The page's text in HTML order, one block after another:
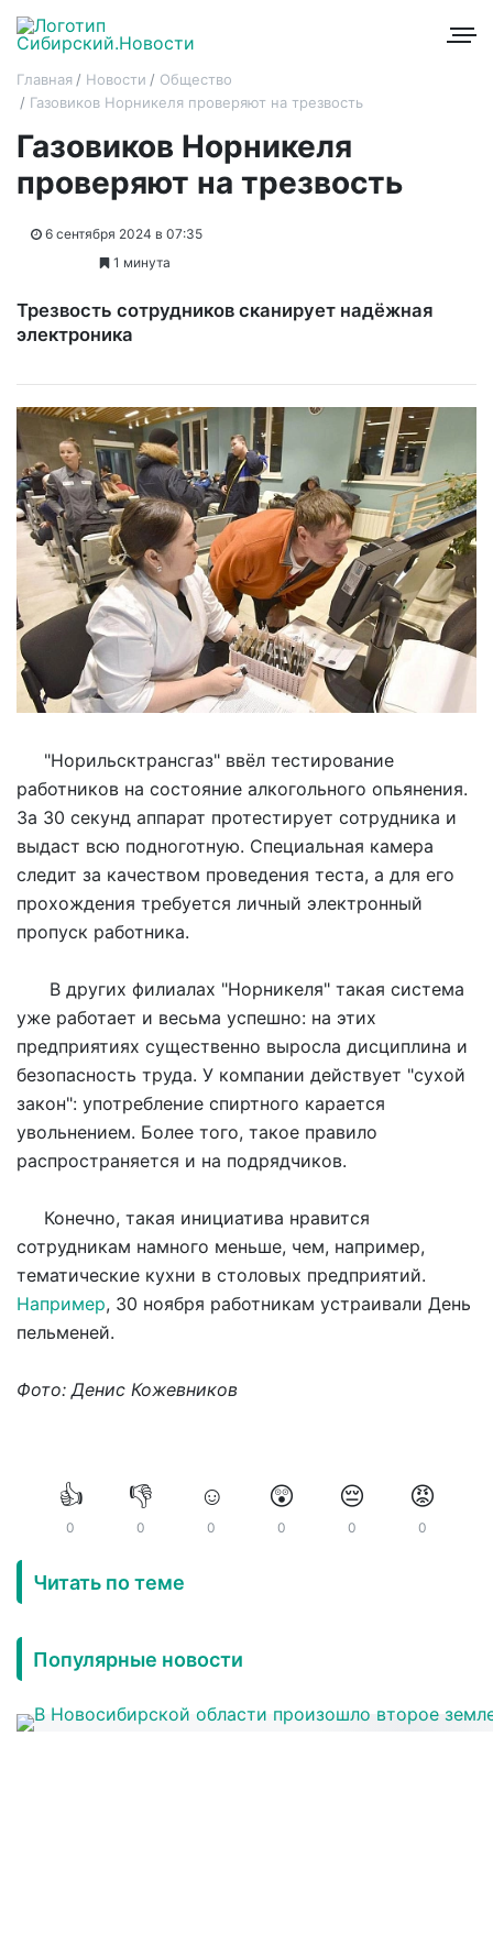
Главная Новости
Общество
Газовиков Норникеля проверяют на трезвость
Газовиков Норникеля
проверяют на трезвость
6 сентября 2024 в 07:35
1 минута
Трезвость сотрудников сканирует надёжная
электроника
"Норильсктрансгаз" ввёл тестирование
работников на состояние алкогольного опьянения.
За 30 секунд аппарат протестирует сотрудника и
выдаст всю подноготную. Специальная камера
следит за качеством проведения теста, а для его
прохождения требуется личный электронный
пропуск работника.
В других филиалах "Норникеля" такая система
уже работает и весьма успешно: на этих
предприятиях существенно выросла дисциплина и
безопасность труда. У компании действует "сухой
закон": употребление спиртного карается
увольнением. Более того, такое правило
распространяется и на подрядчиков.
Конечно, такая инициатива нравится
сотрудникам намного меньше, чем, например,
тематические кухни в столовых предприятий.
Например, 30 ноября работникам устраивали День
пельменей.
Фото: Денис Кожевников
👍
0
👎
0
☺️
0
😲
0
😔
0
😡
0
Читать по теме
Популярные новости